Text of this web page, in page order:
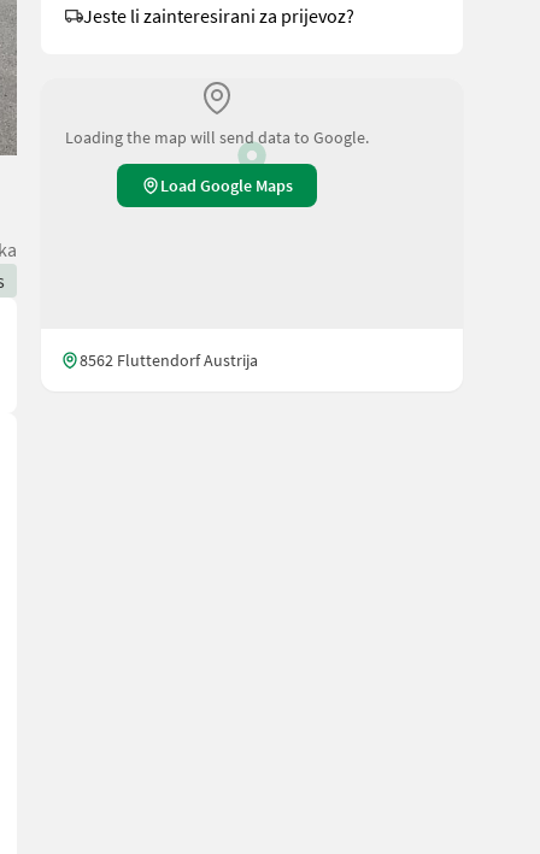
Jeste li zainteresirani za prijevoz?
Loading the map will send data to Google.
Load Google Maps
8562 Fluttendorf Austrija